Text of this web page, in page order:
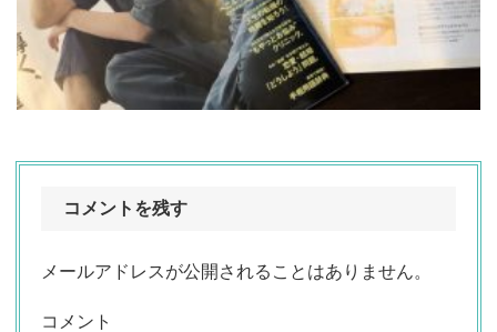
コメントを残す
メールアドレスが公開されることはありません。
コメント